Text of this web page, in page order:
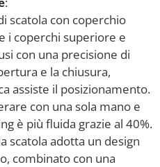
scatola con coperchio
i coperchi superiore e
con una precisione di
e la chiusura,
assiste il posizionamento.
con una sola mano e
è più fluida grazie al 40%.
scatola adotta un design
combinato con una